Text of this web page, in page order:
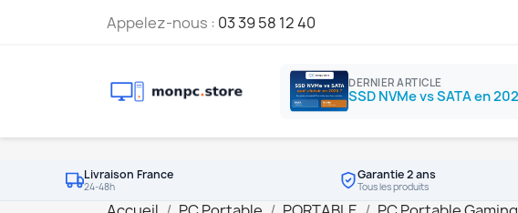
Appelez-nous : 03 39 58 12 40
DERNIER ARTICLE
Livraison France
24-48h
Garantie 2 ans
Tous les produits